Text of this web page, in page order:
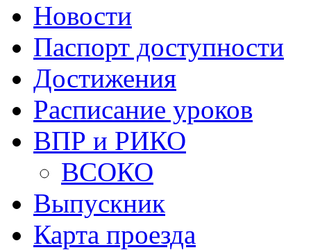
Новости
Паспорт доступности
Достижения
Расписание уроков
ВПР и РИКО
ВСОКО
Выпускник
Карта проезда